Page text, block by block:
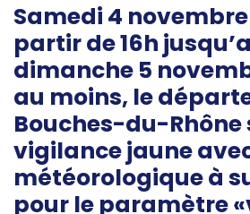
Samedi 4 novembre
partir de 16h
dimanche 5
au moins, le
Bouches-du-Rhône
vigilance jaune
météorologique à
pour le paramètre«